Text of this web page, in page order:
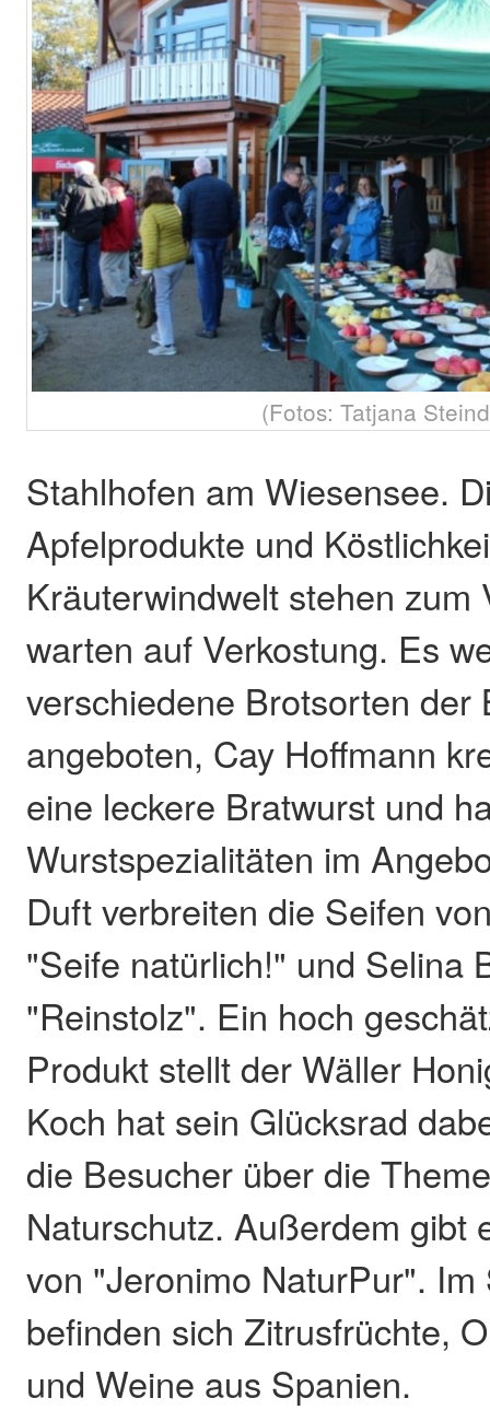
(Fotos: Tatjana
Stahlhofen am Wiesensee.
Apfelprodukte und
Kräuterwindwelt stehen zum
warten auf Verkostung. Es
verschiedene Brotsorten der
angeboten, Cay Hoffmann
eine leckere Bratwurst und
Wurstspezialitäten im
Duft verbreiten die Seifen
"Seife natürlich!" und Selina
"Reinstolz". Ein hoch
Produkt stellt der Wäller
Koch hat sein Glücksrad
die Besucher über die
Naturschutz. Außerdem gibt
von "Jeronimo NaturPur". Im
befinden sich Zitrusfrüchte,
und Weine aus Spanien.